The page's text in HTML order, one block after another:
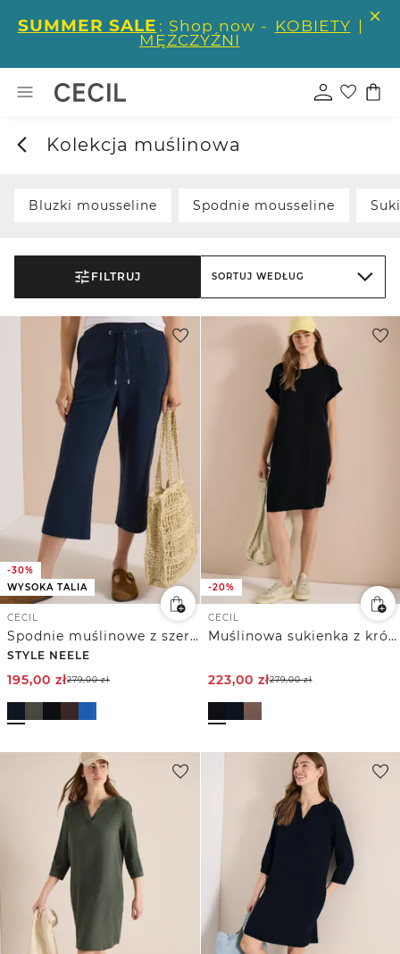
SUMMER SALE : Shop now - KOBIETY |
MĘŻCZYŹNI
Kolekcja muślinowa
Bluzki mousseline Spodnie mousseline
FILTRUJ SORTUJ WEDŁUG
-30%
WYSOKA TALIA
CECIL
Spodnie muślinowe z szerokimi nogawkami 7/8
STYLE NEELE
195,00 zł279,00zł
-20%
CECIL
Muślinowa sukienka z krótkim rękawem
223,00 zł279,00zł